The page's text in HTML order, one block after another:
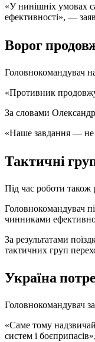
«У нинішніх умовах
ефективності», —
Ворог
Головнокомандувач
«Противник
За словами
«Наше завдання — не
Тактичні
Під час роботи також
Головнокомандувач
чинниками
За результатами
тактичних груп
Україна
Головнокомандувач
«Саме тому
систем і